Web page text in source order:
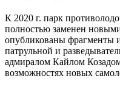
К 2020 г. парк
полностью заменен
опубликованы фрагменты
патрульной и
адмиралом Кайлом
возможностях новых